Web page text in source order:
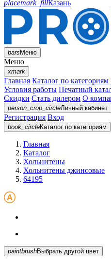
placemark_fillКазань
barsМеню
Меню
xmark
Главная Каталог по категориям
Условия работы Печатный
Скидки Стать дилером О
person_crop_circleЛичный кабинет
Регистрация Вход
book_circleКаталог по категориям
Главная
Каталог
Хольнитены
Хольнитены джинсовые
64195
paintbrush Выбрать другой цвет